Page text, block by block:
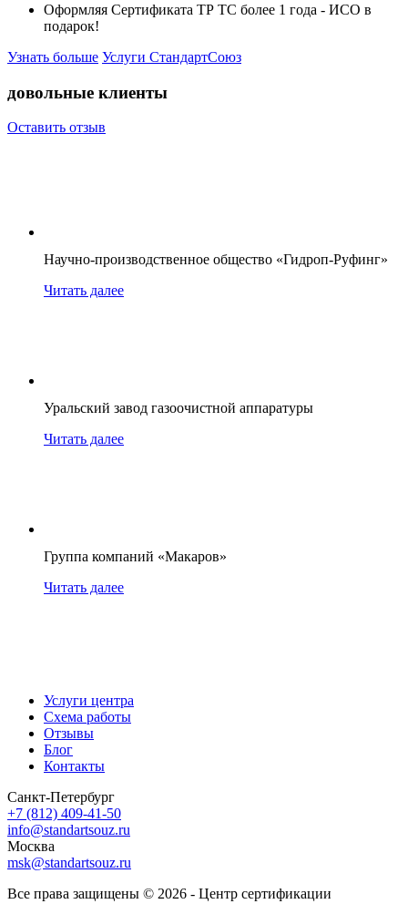
Оформляя Сертификата ТР ТС более 1 года - ИСО в
подарок!
Узнать больше Услуги СтандартСоюз
довольные клиенты
Оставить отзыв
Научно-производственное общество «Гидроп-Руфинг»
Читать далее
Уральский завод газоочистной аппаратуры
Читать далее
Группа компаний «Макаров»
Читать далее
Услуги центра
Схема работы
Отзывы
Блог
Контакты
Санкт-Петербург
+7 (812) 409-41-50
info@standartsouz.ru
Москва
msk@standartsouz.ru
Все права защищены © 2026 - Центр сертификации